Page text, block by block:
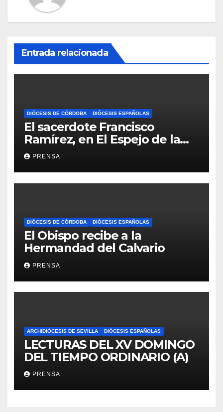
Entrada relacionada
DIÓCESIS DE CÓRDOBA DIÓCESIS ESPAÑOLAS
El sacerdote Francisco
Ramírez, en El Espejo de la
Iglesia
PRENSA
DIÓCESIS DE CÓRDOBA DIÓCESIS ESPAÑOLAS
El Obispo recibe a la
Hermandad del Calvario
PRENSA
ARCHIDIÓCESIS DE SEVILLA DIÓCESIS ESPAÑOLAS
LECTURAS DEL XV DOMINGO
DEL TIEMPO ORDINARIO (A)
PRENSA